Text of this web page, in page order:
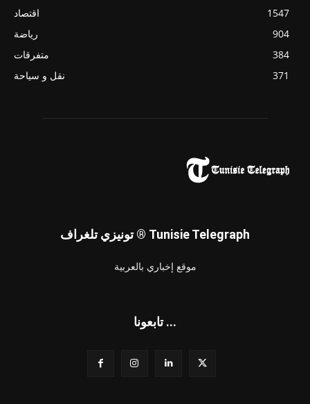
اقتصاد
1547
رياضة
904
متفرقات
384
نقل و سياحة
371
تونيزي تلغراف ® Tunisie Telegraph
موقع إخباري بالعربية
تابعونا ...